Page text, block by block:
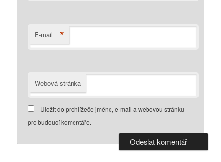
E-mail *
Webová stránka
Uložit do prohlížeče jméno, e-mail a webovou stránku
pro budoucí komentáře.